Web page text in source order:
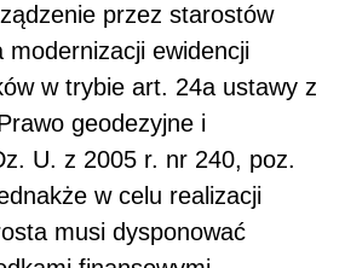
przez starostów
modernizacji ewidencji
w trybie art. 24a ustawy z
geodezyjne i
U. z 2005 r. nr 240, poz.
w celu realizacji
musi dysponować